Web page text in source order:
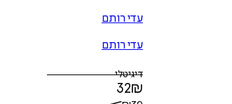
עדי רותם
עדי רותם
דיגיטלי
32₪